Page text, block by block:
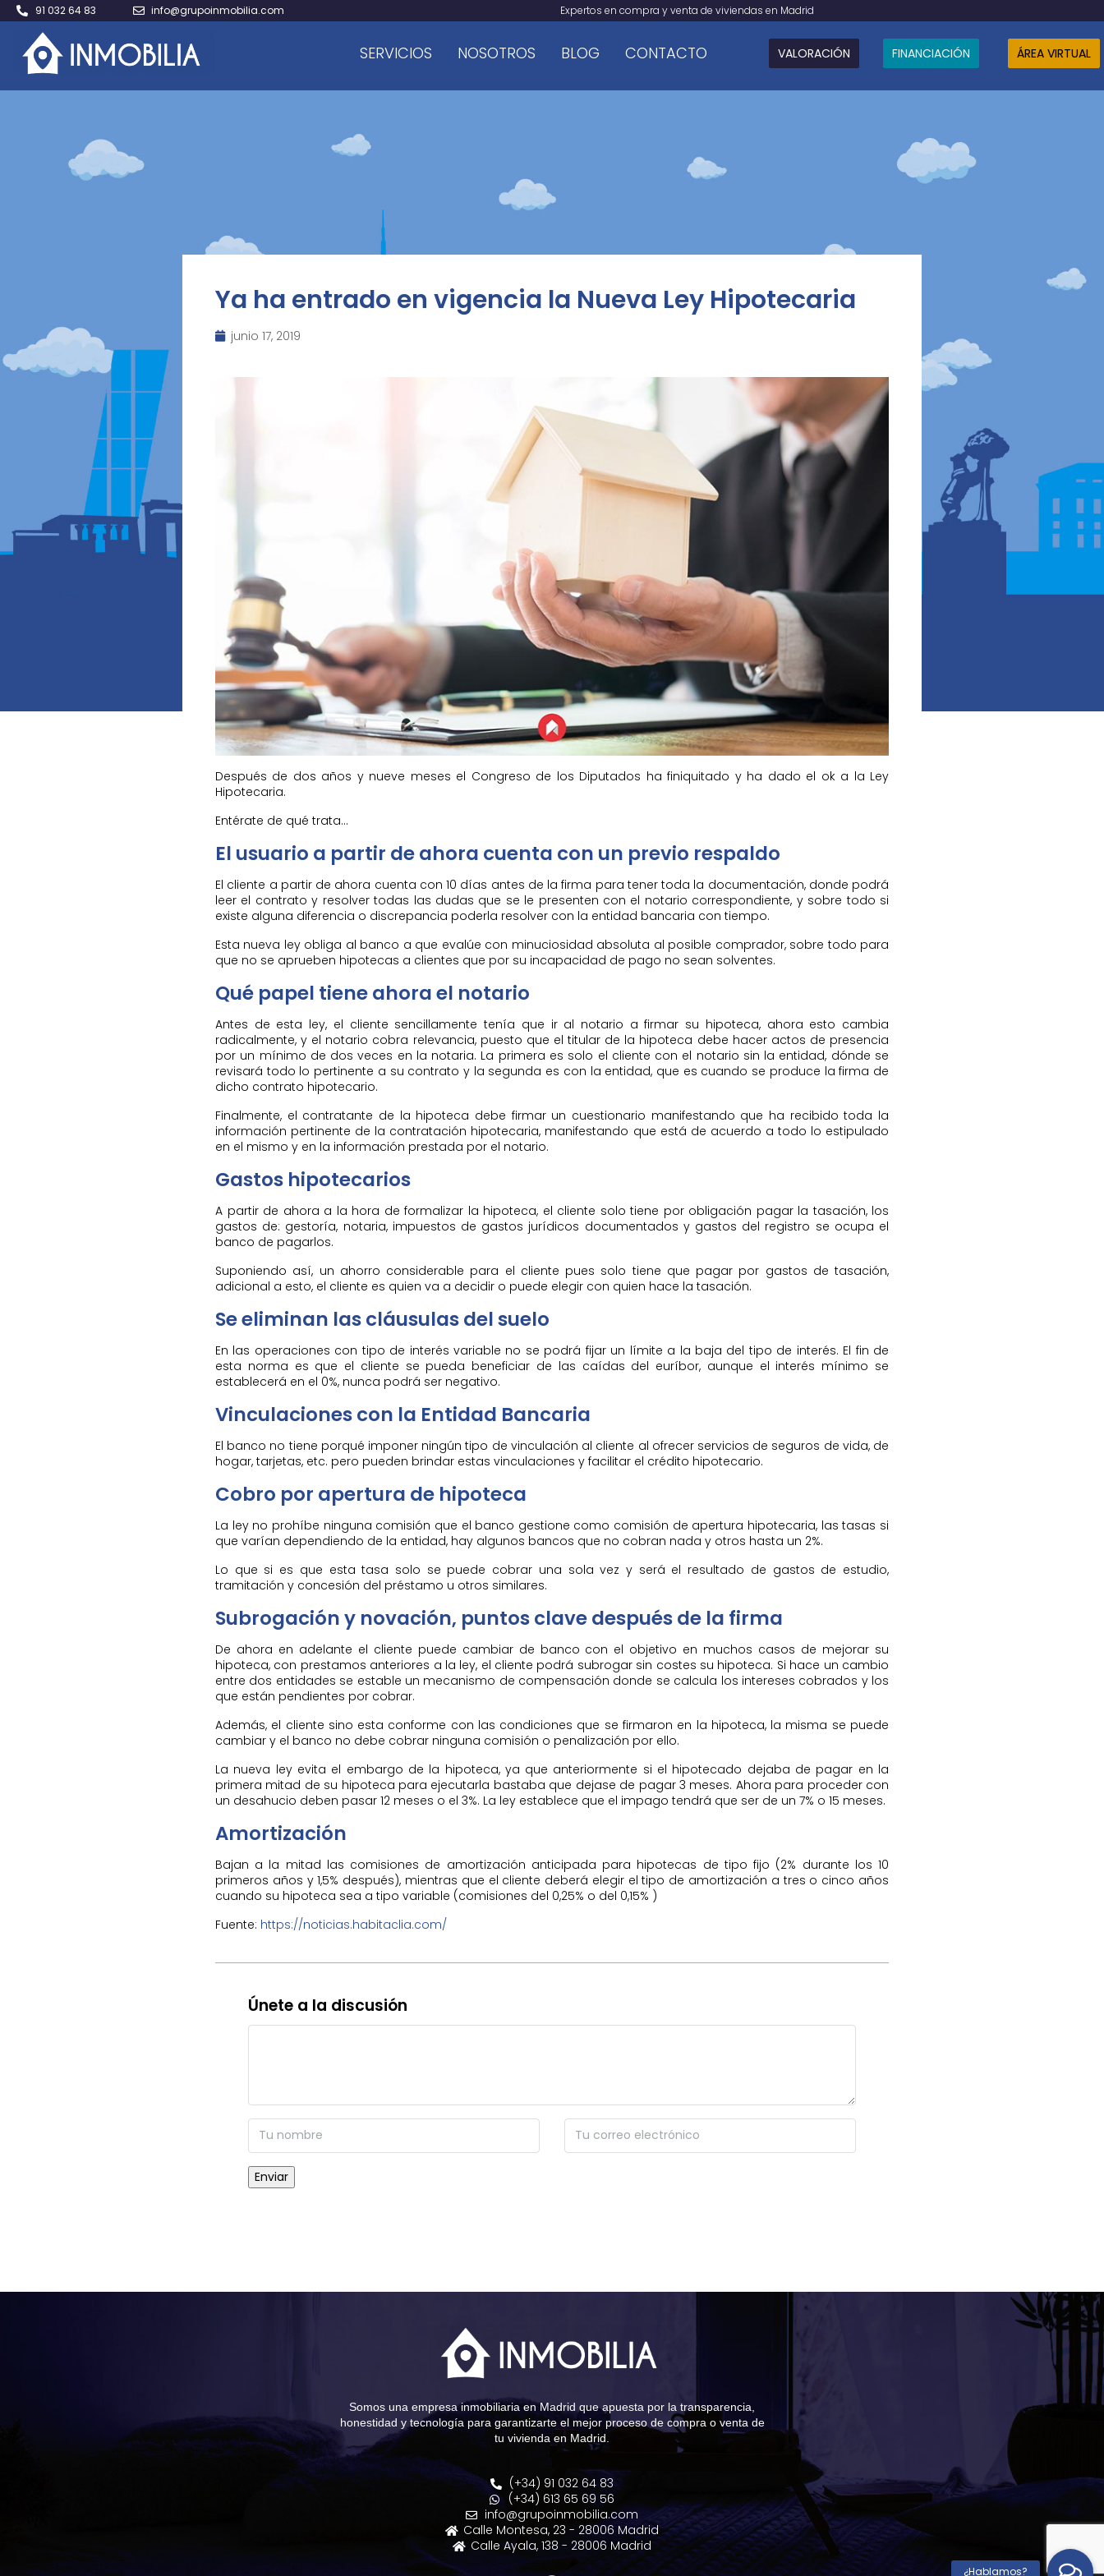
91 032 64 83 info@grupoinmobilia.com Expertos en compra y venta de viviendas en Madrid
SERVICIOS NOSOTROS BLOG CONTACTO VALORACIÓN FINANCIACIÓN ÁREA VIRTUAL
Ya ha entrado en vigencia la Nueva Ley Hipotecaria
junio 17, 2019
Después de dos años y nueve meses el Congreso de los Diputados ha finiquitado y ha dado el ok a la Ley
Hipotecaria.
Entérate de qué trata…
El usuario a partir de ahora cuenta con un previo respaldo
El cliente a partir de ahora cuenta con 10 días antes de la firma para tener toda la documentación, donde podrá
leer el contrato y resolver todas las dudas que se le presenten con el notario correspondiente, y sobre todo si
existe alguna diferencia o discrepancia poderla resolver con la entidad bancaria con tiempo.
Esta nueva ley obliga al banco a que evalúe con minuciosidad absoluta al posible comprador, sobre todo para
que no se aprueben hipotecas a clientes que por su incapacidad de pago no sean solventes.
Qué papel tiene ahora el notario
Antes de esta ley, el cliente sencillamente tenía que ir al notario a firmar su hipoteca, ahora esto cambia
radicalmente, y el notario cobra relevancia, puesto que el titular de la hipoteca debe hacer actos de presencia
por un mínimo de dos veces en la notaria. La primera es solo el cliente con el notario sin la entidad, dónde se
revisará todo lo pertinente a su contrato y la segunda es con la entidad, que es cuando se produce la firma de
dicho contrato hipotecario.
Finalmente, el contratante de la hipoteca debe firmar un cuestionario manifestando que ha recibido toda la
información pertinente de la contratación hipotecaria, manifestando que está de acuerdo a todo lo estipulado
en el mismo y en la información prestada por el notario.
Gastos hipotecarios
A partir de ahora a la hora de formalizar la hipoteca, el cliente solo tiene por obligación pagar la tasación, los
gastos de: gestoría, notaria, impuestos de gastos jurídicos documentados y gastos del registro se ocupa el
banco de pagarlos.
Suponiendo así, un ahorro considerable para el cliente pues solo tiene que pagar por gastos de tasación,
adicional a esto, el cliente es quien va a decidir o puede elegir con quien hace la tasación.
Se eliminan las cláusulas del suelo
En las operaciones con tipo de interés variable no se podrá fijar un límite a la baja del tipo de interés. El fin de
esta norma es que el cliente se pueda beneficiar de las caídas del euríbor, aunque el interés mínimo se
establecerá en el 0%, nunca podrá ser negativo.
Vinculaciones con la Entidad Bancaria
El banco no tiene porqué imponer ningún tipo de vinculación al cliente al ofrecer servicios de seguros de vida, de
hogar, tarjetas, etc. pero pueden brindar estas vinculaciones y facilitar el crédito hipotecario.
Cobro por apertura de hipoteca
La ley no prohíbe ninguna comisión que el banco gestione como comisión de apertura hipotecaria, las tasas si
que varían dependiendo de la entidad, hay algunos bancos que no cobran nada y otros hasta un 2%.
Lo que si es que esta tasa solo se puede cobrar una sola vez y será el resultado de gastos de estudio,
tramitación y concesión del préstamo u otros similares.
Subrogación y novación, puntos clave después de la firma
De ahora en adelante el cliente puede cambiar de banco con el objetivo en muchos casos de mejorar su
hipoteca, con prestamos anteriores a la ley, el cliente podrá subrogar sin costes su hipoteca. Si hace un cambio
entre dos entidades se estable un mecanismo de compensación donde se calcula los intereses cobrados y los
que están pendientes por cobrar.
Además, el cliente sino esta conforme con las condiciones que se firmaron en la hipoteca, la misma se puede
cambiar y el banco no debe cobrar ninguna comisión o penalización por ello.
La nueva ley evita el embargo de la hipoteca, ya que anteriormente si el hipotecado dejaba de pagar en la
primera mitad de su hipoteca para ejecutarla bastaba que dejase de pagar 3 meses. Ahora para proceder con
un desahucio deben pasar 12 meses o el 3%. La ley establece que el impago tendrá que ser de un 7% o 15 meses.
Amortización
Bajan a la mitad las comisiones de amortización anticipada para hipotecas de tipo fijo (2% durante los 10
primeros años y 1,5% después), mientras que el cliente deberá elegir el tipo de amortización a tres o cinco años
cuando su hipoteca sea a tipo variable (comisiones del 0,25% o del 0,15% )
Fuente: https://noticias.habitaclia.com/
Únete a la discusión
Somos una empresa inmobiliaria en Madrid que apuesta por la transparencia,
honestidad y tecnología para garantizarte el mejor proceso de compra o venta de
tu vivienda en Madrid.
(+34) 91 032 64 83
(+34) 613 65 69 56
info@grupoinmobilia.com
Calle Montesa, 23 - 28006 Madrid
Calle Ayala, 138 - 28006 Madrid